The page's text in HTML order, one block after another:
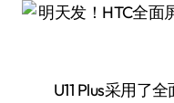
U11 Plus采用了全